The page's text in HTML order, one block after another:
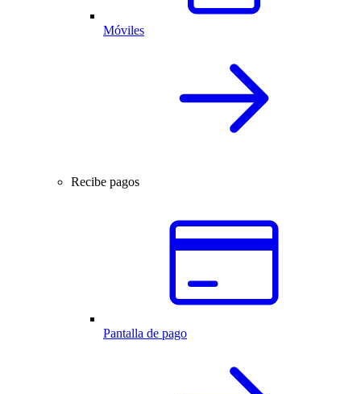
Móviles
Recibe pagos
Pantalla de pago